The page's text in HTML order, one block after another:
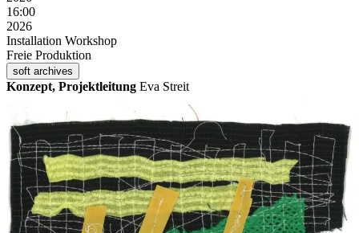
16:00
2026
Installation Workshop
Freie Produktion
soft archives
Konzept, Projektleitung Eva Streit